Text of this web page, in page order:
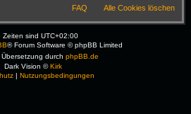
Alle Cookies löschen
FAQ
Zeiten sind UTC+02:00
® Forum Software © phpBB Limited
durch phpBB.de
Dark Vision ©Kirk
| Nutzungsbedingungen